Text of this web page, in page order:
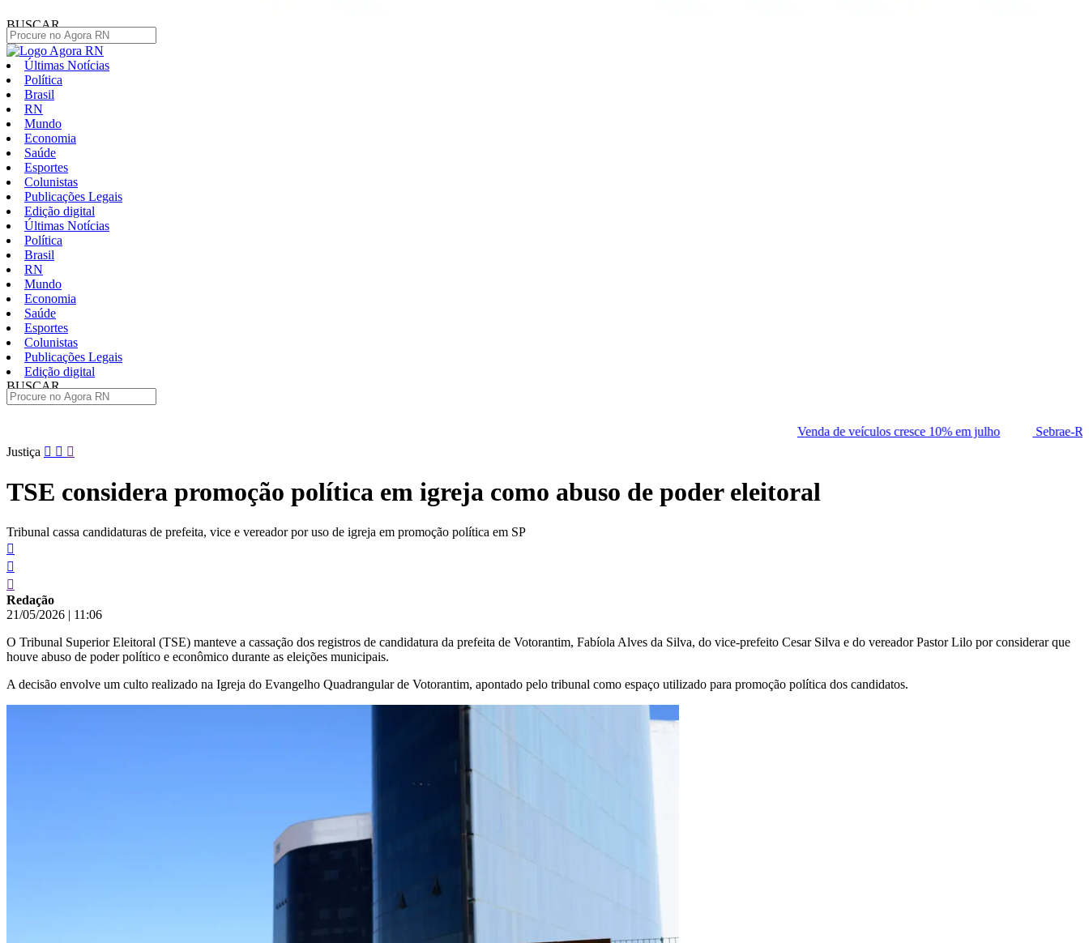
BUSCAR
Últimas Notícias
Política
Brasil
RN
Mundo
Economia
Saúde
Esportes
Colunistas
Publicações Legais
Edição digital
Últimas Notícias
Política
Brasil
RN
Mundo
Economia
Saúde
Esportes
Colunistas
Publicações Legais
Edição digital
BUSCAR
Venda de veículos cresce 10% em julho
Sebrae-RN abre processo
Pular
conteúdo
Justiça
TSE considera promoção política em igreja como abuso de poder eleitoral
Tribunal cassa candidaturas de prefeita, vice e vereador por uso de igreja em promoção política em SP
Redação
21/05/2026 | 11:06
O Tribunal Superior Eleitoral (TSE) manteve a cassação dos registros de candidatura da prefeita de Votorantim, Fabíola Alves da Silva, do vice-prefeito Cesar Silva e do vereador Pastor Lilo por considerar que
houve abuso de poder político e econômico durante as eleições municipais.
A decisão envolve um culto realizado na Igreja do Evangelho Quadrangular de Votorantim, apontado pelo tribunal como espaço utilizado para promoção política dos candidatos.